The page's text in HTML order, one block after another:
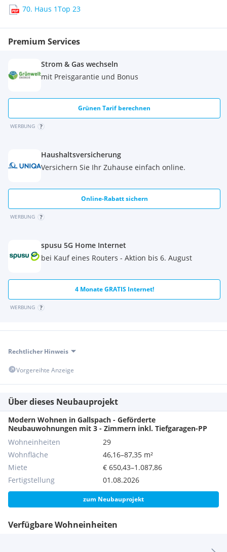
70. Haus 1Top 23
Premium Services
Strom & Gas wechseln
mit Preisgarantie und Bonus
Grünen Tarif berechnen
WERBUNG
Haushaltsversicherung
Versichern Sie Ihr Zuhause einfach online.
Online-Rabatt sichern
WERBUNG
spusu 5G Home Internet
bei Kauf eines Routers - Aktion bis 6. August
4 Monate GRATIS Internet!
WERBUNG
Rechtlicher Hinweis
Vorgereihte Anzeige
Verfügbare Wohneinheiten
Über dieses Neubauprojekt
Modern Wohnen in Gallspach - Geförderte
Neubauwohnungen mit 3 - Zimmern inkl. Tiefgaragen-PP
Wohneinheiten
29
Wohnfläche
46,16–87,35 m²
Miete
€ 650,43–1.087,86
Fertigstellung
01.08.2026
zum Neubauprojekt